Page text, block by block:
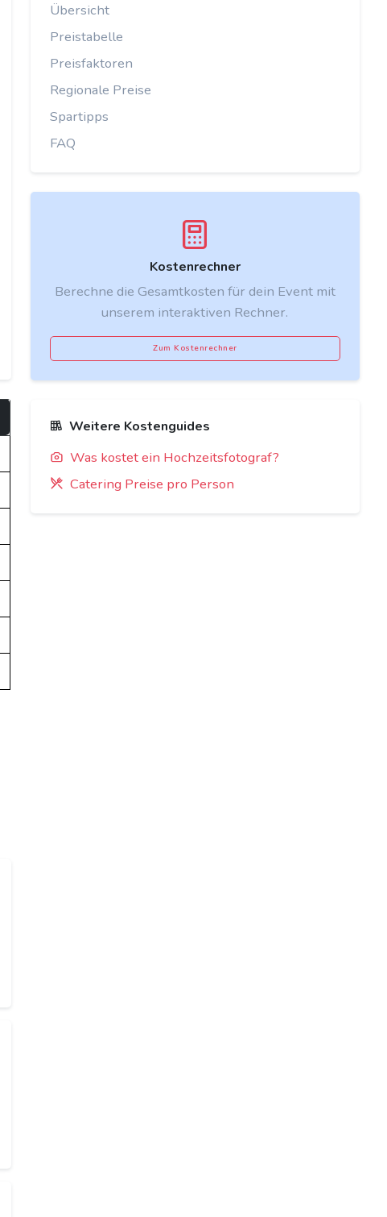
Übersicht
Preistabelle
Preisfaktoren
Regionale Preise
Spartipps
FAQ
Kostenrechner
Berechne die Gesamtkosten für dein Event mit
unserem interaktiven Rechner.
Zum Kostenrechner
Weitere Kostenguides
Was kostet ein Hochzeitsfotograf?
Catering Preise pro Person